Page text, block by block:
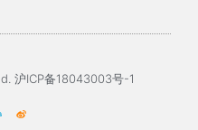
沪ICP备18043003号-1